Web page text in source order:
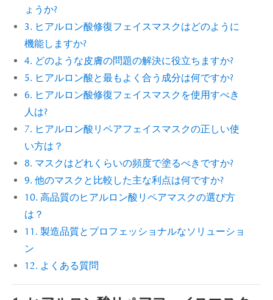
ょうか?
3. ヒアルロン酸修復フェイスマスクはどのように
機能しますか?
4. どのような皮膚の問題の解決に役立ちますか?
5. ヒアルロン酸と最もよく合う成分は何ですか?
6. ヒアルロン酸修復フェイスマスクを使用すべき
人は?
7. ヒアルロン酸リペアフェイスマスクの正しい使
い方は？
8. マスクはどれくらいの頻度で塗るべきですか?
9. 他のマスクと比較した主な利点は何ですか?
10. 高品質のヒアルロン酸リペアマスクの選び方
は？
11. 製造品質とプロフェッショナルなソリューショ
ン
12. よくある質問